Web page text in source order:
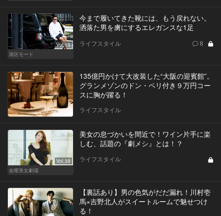
Vol.15
港区モード
今まで履いてきた靴には、もう戻れない。
洒落た男を虜にするエレガンスな1足
ライフスタイル 8
135億円かけて大改装した“大阪の迎賓館”。
グランメゾンのドン・ペリ付き９万円コー
スに胸が躍る！
ライフスタイル
Vol.39
金曜美女劇場
美女の息づかいを間近で！ワイン片手に楽
しむ、話題の『劇メシ』とは！？
ライフスタイル
【裏話あり】男の色気がだだ漏れ！川村壱
馬×吉野北人がスイートルームで魅せつけ
る！